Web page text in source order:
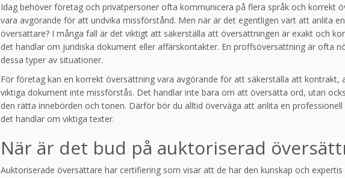
Idag behöver företag och privatpersoner ofta kommunicera på flera språk och korrekt
vara avgörande för att undvika missförstånd. Men när är det egentligen värt att anlita
översättare? I många fall är det viktigt att säkerställa att översättningen är exakt och
det handlar om juridiska dokument eller affärskontakter. En proffsöversättning är ofta
dessa typer av situationer.
För företag kan en korrekt översättning vara avgörande för att säkerställa att kontrakt,
viktiga dokument inte missförstås. Det handlar inte bara om att översätta ord, utan
den rätta innebörden och tonen. Därför bör du alltid överväga att anlita en
det handlar om viktiga texter.
När är det bud på auktoriserad
Auktoriserade översättare har certifiering som visar att de har den kunskap och